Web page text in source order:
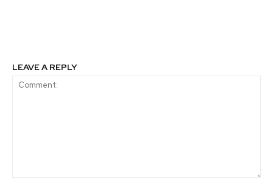
LEAVE A REPLY